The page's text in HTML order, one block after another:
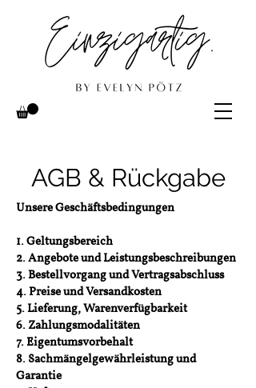
AGB & Rückgabe
Unsere Geschäftsbedingungen
1. Geltungsbereich
2. Angebote und Leistungsbeschreibungen
3. Bestellvorgang und Vertragsabschluss
4. Preise und Versandkosten
5. Lieferung, Warenverfügbarkeit
6. Zahlungsmodalitäten
7. Eigentumsvorbehalt
8. Sachmängelgewährleistung und
Garantie